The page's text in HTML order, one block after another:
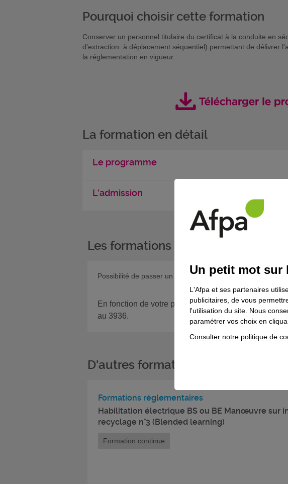
Pourquoi choisir cette formation
Conserver un personnel titulaire du certificat à la conduite en
d'extraction à déplacement séquentiel) permettant de délivrer
la réglementation en vigueur.
La formation en détail
Le programme
L'admission
Les formations complémentaires
Possibilité de passer un test CACES® sur une ou plusieurs
En fonction de votre projet, si vous souhaitez
au 3936.
D'autres formations dans le
Formations réglementaires
Habilitation électrique BS ou BE Manœuvre sur
recyclage n°3 (Blended learning)
Formation continue
Un petit mot sur
L'Afpa et ses partenaires
publicitaires, de vous
l'utilisation du site. Nous
paramétrer vos choix en
Consulter notre politique de